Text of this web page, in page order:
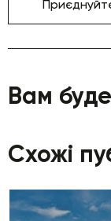
Вам
Схожі